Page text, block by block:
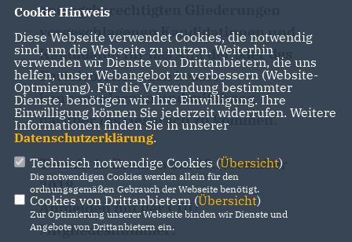
antragsberechtigten Gliederungen
vorgeschlagenen Kandidatinnen und
Kandidaten für das Amt der oder des
Parteivorsitzenden besser
kennenzulernen und mit ihnen
darüber ins Gespräch zu kommen.
Termin in Bremen am 29.November
2018
Anmelden mit der CDU
Mitgliedesnummer:
Cookie Hinweis
Diese Webseite verwendet Cookies, die notwendig
sind, um die Webseite zu nutzen. Weiterhin
verwenden wir Dienste von Drittanbietern, die uns
helfen, unser Webangebot zu verbessern (Website-
Optmierung). Für die Verwendung bestimmter
Dienste, benötigen wir Ihre Einwilligung. Ihre
Einwilligung können Sie jederzeit widerrufen. Weitere
Informationen finden Sie in unserer
Datenschutzerklärung.
Technisch notwendige Cookies (Übersicht)
Die notwendigen Cookies werden allein für den
ordnungsgemäßen Gebrauch der Webseite benötigt.
Cookies von Drittanbietern (Übersicht)
Zur Optimierung unserer Webseite binden wir Dienste und
Angebote von Drittanbietern ein.